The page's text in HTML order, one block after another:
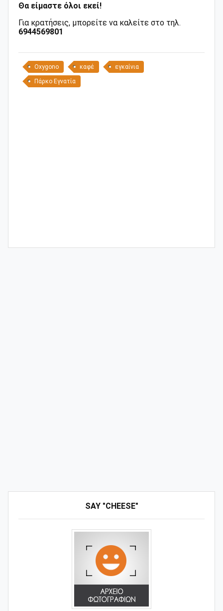
SAY "CHEESE"
Θα είμαστε όλοι εκεί!
Για κρατήσεις, μπορείτε να καλείτε στο τηλ.
6944569801
Oxygono καφέ εγκαίνια
Πάρκο Εγνατία